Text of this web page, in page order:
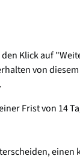
Klick auf
von
Frist von 14